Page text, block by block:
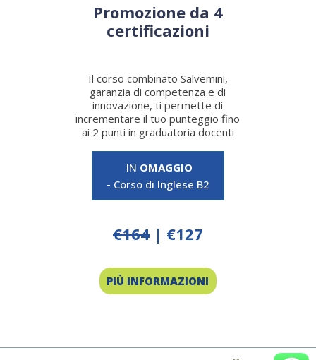
Promozione da 4
certificazioni
Il corso combinato Salvemini,
garanzia di competenza e di
innovazione, ti permette di
incrementare il tuo punteggio fino
ai 2 punti in graduatoria docenti
IN OMAGGIO
- Corso di Inglese B2
€164| €127
PIÙ INFORMAZIONI